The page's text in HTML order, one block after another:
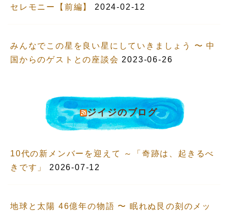
セレモニー【前編】
2024-02-12
みんなでこの星を良い星にしていきましょう 〜 中
国からのゲストとの座談会 2023-06-26
ジイジのブログ
10代の新メンバーを迎えて ～「奇跡は、起きるべ
きです」
2026-07-12
地球と太陽 46億年の物語 〜 眠れぬ艮の刻のメッ